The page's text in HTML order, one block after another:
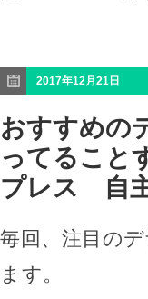
2017年12月21日
おすすめの
ってること
プレス 自
毎回、注目の
ます。